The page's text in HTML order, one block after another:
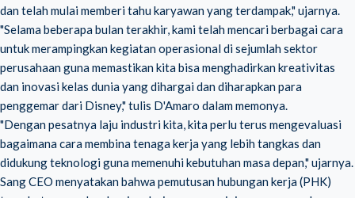
dan telah mulai memberi tahu karyawan yang terdampak," ujarnya.
"Selama beberapa bulan terakhir, kami telah mencari berbagai cara
untuk merampingkan kegiatan operasional di sejumlah sektor
perusahaan guna memastikan kita bisa menghadirkan kreativitas
dan inovasi kelas dunia yang dihargai dan diharapkan para
penggemar dari Disney," tulis D'Amaro dalam memonya.
"Dengan pesatnya laju industri kita, kita perlu terus mengevaluasi
bagaimana cara membina tenaga kerja yang lebih tangkas dan
didukung teknologi guna memenuhi kebutuhan masa depan," ujarnya.
Sang CEO menyatakan bahwa pemutusan hubungan kerja (PHK)